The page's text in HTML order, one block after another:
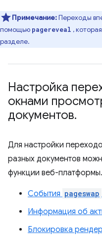
Примечание:Переходы
помощью pagereveal ,
разделе.
Настройка
окнами
документов.
Для настройки
разных документов
функции веб-платформы.
События pageswap
Информация об
Блокировка